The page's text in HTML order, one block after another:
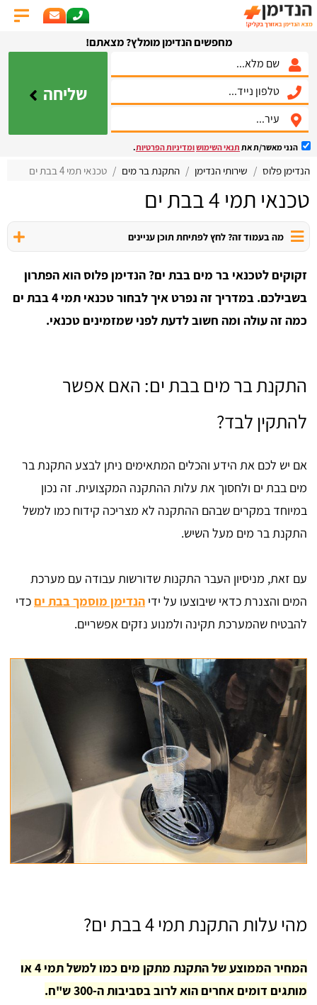
מחפשים הנדימן מומלץ? מצאתם!
שליחה
הנני מאשר/ת את תנאי השימושומדיניות הפרטיות.
הנדימן פלוס שירותי הנדימן התקנת בר מים טכנאי תמי 4 בבת ים
טכנאי תמי 4 בבת ים
מה בעמוד זה? לחץ לפתיחת תוכן עניינים
זקוקים לטכנאי בר מים בבת ים? הנדימן פלוס הוא הפתרון
בשבילכם. במדריך זה נפרט איך לבחור טכנאי תמי 4 בבת ים
כמה זה עולה ומה חשוב לדעת לפני שמזמינים טכנאי.
התקנת בר מים בבת ים: האם אפשר
להתקין לבד?
אם יש לכם את הידע והכלים המתאימים ניתן לבצע התקנת בר
מים בבת ים ולחסוך את עלות ההתקנה המקצועית. זה נכון
במיוחד במקרים שבהם ההתקנה לא מצריכה קידוח כמו למשל
התקנת בר מים מעל השיש.
עם זאת, מניסיון העבר התקנות שדורשות עבודה עם מערכת
המים והצנרת כדאי שיבוצעו על ידי הנדימן מוסמך בבת ים כדי
להבטיח שהמערכת תקינה ולמנוע נזקים אפשריים.
מהי עלות התקנת תמי 4 בבת ים?
המחיר הממוצע של התקנת מתקן מים כמו למשל תמי 4 או
מותגים דומים אחרים הוא לרוב בסביבות ה-300 ש"ח.